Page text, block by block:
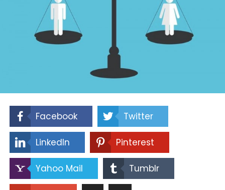
Facebook Twitter
LinkedIn Pinterest
Yahoo Mail Tumblr